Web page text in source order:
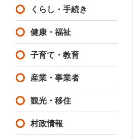
くらし・手続き
健康・福祉
子育て・教育
産業・事業者
観光・移住
村政情報